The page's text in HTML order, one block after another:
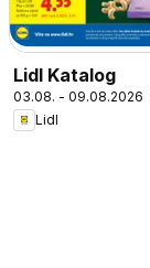
Lidl Katalog
03.08. - 09.08.2026
Lidl